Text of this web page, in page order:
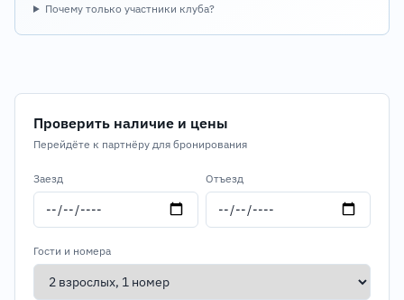
Почему только участники клуба?
Проверить наличие и цены
Перейдёте к партнёру для бронирования
Заезд Отъезд
Гости и номера